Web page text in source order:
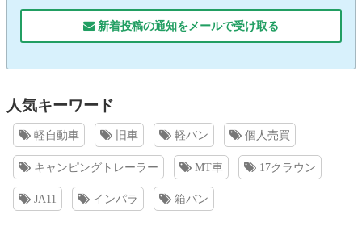
新着投稿の通知をメールで受け取る
人気キーワード
軽自動車 旧車 軽バン 個人売買
キャンピングトレーラー MT車 17クラウン
JA11 インパラ 箱バン